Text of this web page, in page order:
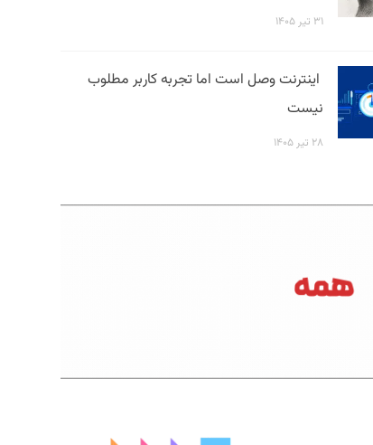
۳۱ تیر ۱۴۰۵
اینترنت وصل است اما تجربه کاربر مطلوب
نیست
۲۸ تیر ۱۴۰۵